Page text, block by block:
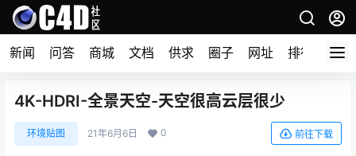
新闻 问答 商城 文档 供求 圈子 网址 排行榜
4K-HDRI-全景天空-天空很高云层很少
环境贴图 21年6月6日 0 前往下载